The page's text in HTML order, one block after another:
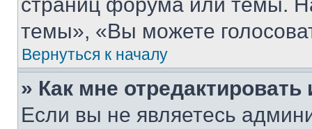
темы», «Вы можете
Вернуться к началу
» Как мне
Если вы не являетесь